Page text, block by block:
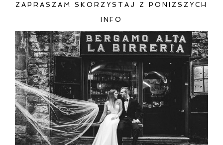
ZAMIEŚĆ KOMENTARZ
ZAPRASZAM SKORZYSTAJ Z PONIZSZYCH
INFO